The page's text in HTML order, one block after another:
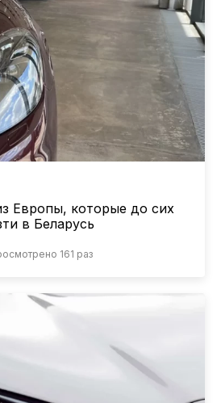
Европы, которые до сих
в Беларусь
161 раз